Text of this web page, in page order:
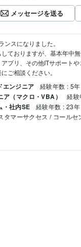
メッセージを送る
スになりました。
ておりますが、基本年中無
プリ、その他ITサポート
ご相談ください。
エンジニア 経験年数 : 5年
（マクロ・VBA） 経
・社内SE 経験年数 : 23年
タマーサクセス / コールセ
検定
ト